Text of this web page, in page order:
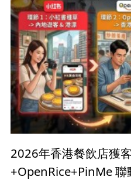
2026年香港餐飲店獲
+OpenRice+PinMe 聯